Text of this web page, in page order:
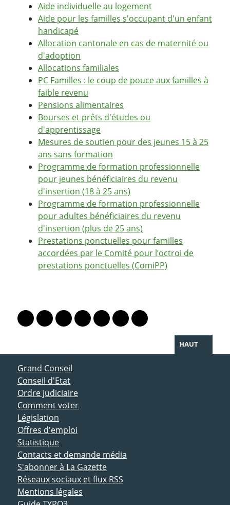
Aide individuelle au logement
Aide pour les familles s'occupant d'un enfant
handicapé
Allocation cantonale en cas de maternité ou
d'adoption
Allocations familiales
PC Familles : le coup de pouce aux familles à
faible revenu
Pensions alimentaires
Bourses et prêts d'études ou
d'apprentissage
Mesures de soutien pour des jeunes 15 à 25
ans sans formation
Programme de formation professionnelle
pour jeunes bénéficiaires du revenu
d'insertion (18 à 25 ans)
Programme de formation professionnelle
pour adultes bénéficiaires du revenu
d'insertion (plus de 25 ans)
Prestations ponctuelles pour familles
accordées par le Comité pour l’octroi de
prestations ponctuelles (ComiPP)
Lien vers le profil Mastodon
Lien vers le profil Bluesky
Lien vers le profil Instagram
Lien vers le profil Linkedin
Lien vers le profil Facebook
Lien vers le profil Twitter
Partager par WhatsApp
HAUT
ACCÈS DIRECT
Grand Conseil
Conseil d'Etat
Ordre judiciaire
Comment voter
Législation
Offres d'emploi
Statistique
Contacts et demande média
S'abonner à La Gazette
Réseaux sociaux et flux RSS
Mentions légales